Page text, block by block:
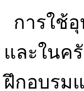
การใช้
และในค
ฝึกอบรม